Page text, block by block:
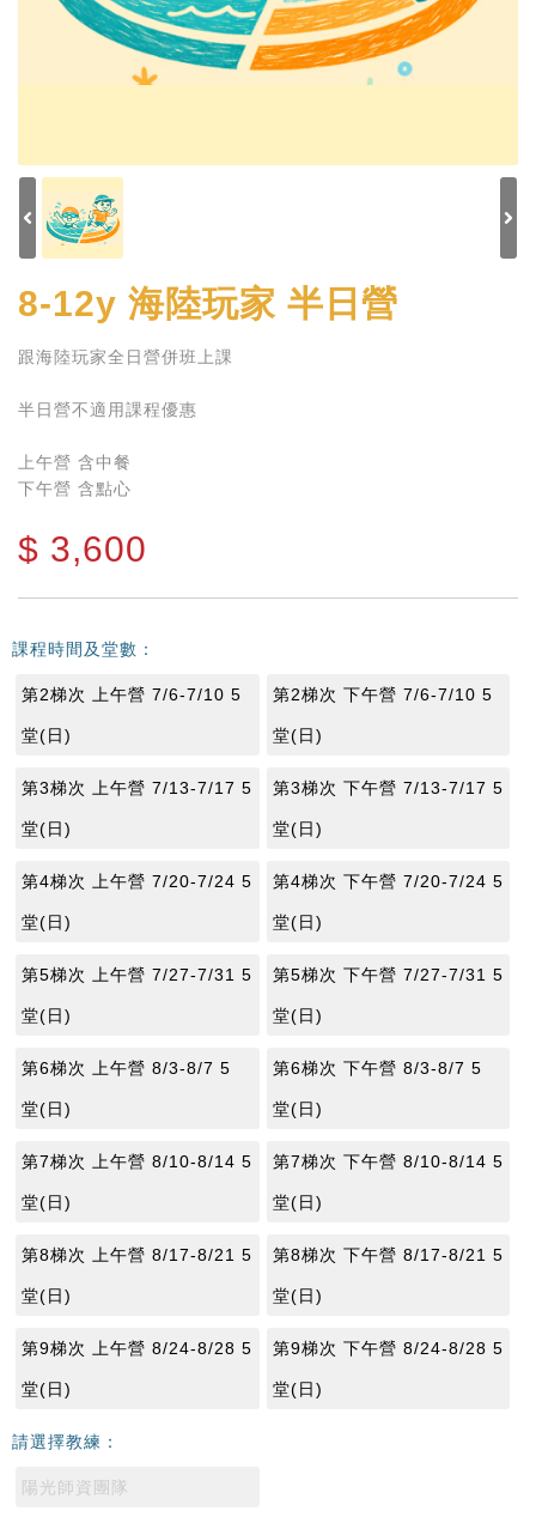
8-12y 海陸玩家 半日營
跟海陸玩家全日營併班上課
半日營不適用課程優惠
上午營 含中餐
下午營 含點心
$ 3,600
課程時間及堂數：
第2梯次 上午營 7/6-7/10 5
堂(日)
第2梯次 下午營 7/6-7/10 5
堂(日)
第3梯次 上午營 7/13-7/17 5
堂(日)
第3梯次 下午營 7/13-7/17 5
堂(日)
第4梯次 上午營 7/20-7/24 5
堂(日)
第4梯次 下午營 7/20-7/24 5
堂(日)
第5梯次 上午營 7/27-7/31 5
堂(日)
第5梯次 下午營 7/27-7/31 5
堂(日)
第6梯次 上午營 8/3-8/7 5
堂(日)
第6梯次 下午營 8/3-8/7 5
堂(日)
第7梯次 上午營 8/10-8/14 5
堂(日)
第7梯次 下午營 8/10-8/14 5
堂(日)
第8梯次 上午營 8/17-8/21 5
堂(日)
第8梯次 下午營 8/17-8/21 5
堂(日)
第9梯次 上午營 8/24-8/28 5
堂(日)
第9梯次 下午營 8/24-8/28 5
堂(日)
請選擇教練：
陽光師資團隊